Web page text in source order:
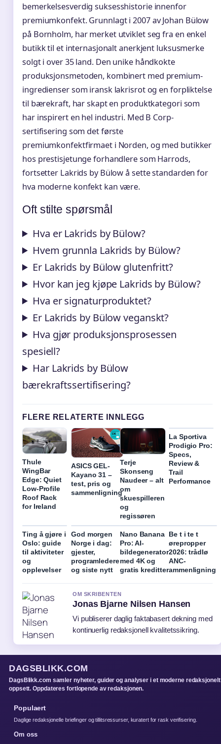
bemerkelsesverdig suksesshistorie innenfor
premiumkonfekt. Grunnlagt i 2007 av Johan Bülow
på Bornholm, har merket utviklet seg fra en enkel
butikk til et internasjonalt anerkjent luksusmerke
solgt i over 35 land. Den unike håndkokte
produksjonsmetoden, kombinert med premium-
ingredienser som iransk lakrisrot og en forpliktelse
til bærekraft, har skapt en produktkategori som
har inspirert en hel industri. Med B Corp-
sertifisering som det første
premiumkonfektfirmaet i Norden, og med butikker
hos prestisjetunge forhandlere som Harrods,
fortsetter Lakrids by Bülow å sette standarden for
hva moderne konfekt kan være.
Oft stilte spørsmål
Hva er Lakrids by Bülow?
Hvem grunnla Lakrids by Bülow?
Er Lakrids by Bülow glutenfritt?
Hvor kan jeg kjøpe Lakrids by Bülow?
Hva er signaturproduktet?
Er Lakrids by Bülow veganskt?
Hva gjør produksjonsprosessen
spesiell?
Har Lakrids by Bülow
bærekraftssertifisering?
FLERE RELATERTE INNLEGG
Thule
WingBar
Edge: Quiet
Low-Profile
Roof Rack
for Ireland
ASICS GEL-
Kayano 31 –
test, pris og
sammenligning
Terje
Skonseng
Naudeer – alt
om
skuespilleren
og
regissøren
La Sportiva
Prodigio Pro:
Specs,
Review &
Trail
Performance
Ting å gjøre i
Oslo: guide
til aktiviteter
og
opplevelser
God morgen
Norge i dag:
gjester,
programledere
og siste nytt
Nano Banana
Pro: AI-
bildegenerator
med 4K og
gratis kreditter
Be t i te t
ørepropper
2026: trådlø
ANC-
ammenligning
OM SKRIBENTEN
Jonas Bjarne Nilsen Hansen
Vi publiserer daglig faktabasert dekning med
kontinuerlig redaksjonell kvalitetssikring.
DAGSBLIKK.COM
DagsBlikk.com samler nyheter, guider og analyser i et moderne redaksjonelt
oppsett. Oppdateres fortlopende av redaksjonen.
Populaert
Daglige redaksjonelle briefinger og tillitsressurser, kuratert for rask verifisering.
Om oss